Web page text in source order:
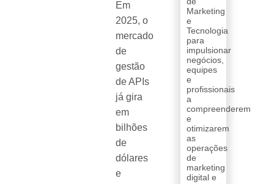
Em
2025, o
mercado
de
gestão
de APIs
já gira
em
bilhões
de
dólares
e
Marketing
e
Tecnologia
para
impulsionar
negócios,
equipes
e
profissionais
a
compreenderem
e
otimizarem
as
operações
de
marketing
digital e